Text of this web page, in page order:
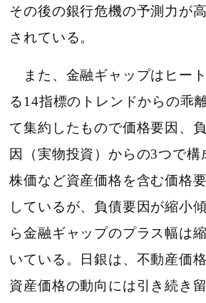
その後の銀行危機の予測力が
されている。
また、金融ギャップはヒー
る14指標のトレンドからの乖
て集約したもので価格要因、
因（実物投資）からの3つで構
株価など資産価格を含む価格
しているが、負債要因が縮小
ら金融ギャップのプラス幅は
いている。日銀は、不動産価
資産価格の動向には引き続き